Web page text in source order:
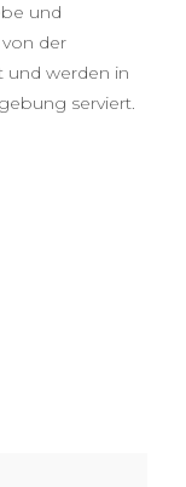
und
der
und werden in
serviert.